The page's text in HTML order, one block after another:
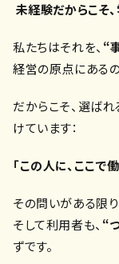
未経験だからこそ
私たちはそれを、 “
経営の原点にある
だからこそ、選ば
けています：
「この人に、ここで
その問いがある限り
そして利用者も、 “
ずです。